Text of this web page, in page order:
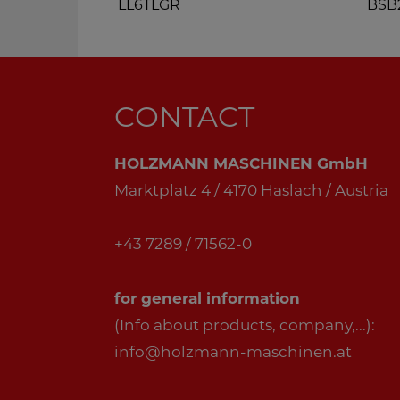
LL6TLGR
CONTACT
HOLZMANN MASCHINEN GmbH
Marktplatz 4 / 4170 Haslach / Austria
+43 7289 / 71562-0
for general information
(Info about products, company,...):
info@holzmann-maschinen.at